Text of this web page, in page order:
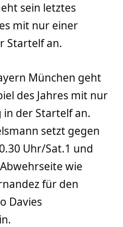
sein letztes
mit nur einer
Startelf an.
München geht
des Jahres mit nur
der Startelf an.
setzt gegen
Uhr/Sat.1 und
wie
für den
Davies